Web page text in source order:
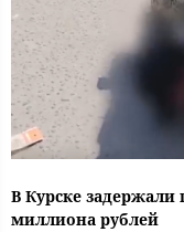
В Курске
миллиона рублей